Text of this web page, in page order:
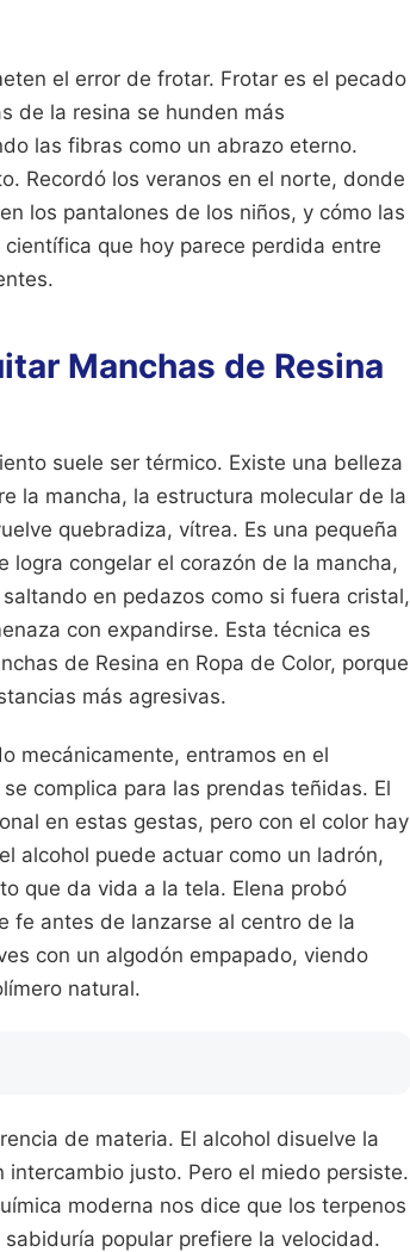
el error de frotar. Frotar es el pecado
de la resina se hunden más
las fibras como un abrazo eterno.
Recordó los veranos en el norte, donde
los pantalones de los niños, y cómo las
que hoy parece perdida entre
Manchas de Resina
suele ser térmico. Existe una belleza
la mancha, la estructura molecular de la
quebradiza, vítrea. Es una pequeña
logra congelar el corazón de la mancha,
en pedazos como si fuera cristal,
con expandirse. Esta técnica es
de Resina en Ropa de Color, porque
más agresivas.
mecánicamente, entramos en el
complica para las prendas teñidas. El
en estas gestas, pero con el color hay
alcohol puede actuar como un ladrón,
que da vida a la tela. Elena probó
fe antes de lanzarse al centro de la
con un algodón empapado, viendo
natural.
de materia. El alcohol disuelve la
justo. Pero el miedo persiste.
moderna nos dice que los terpenos
popular prefiere la velocidad.